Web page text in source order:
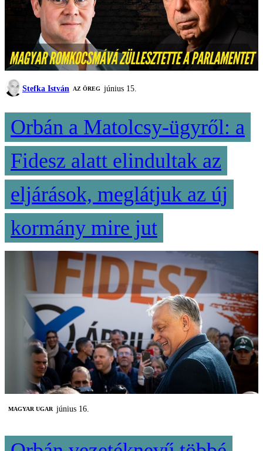
Stefka István AZ ÖREG június 15.
Orbán a Matolcsy-ügyről: a
Fidesz alatt elindultak az
eljárások, meglátjuk az új
kormány mire jut
MAGYAR UGAR június 16.